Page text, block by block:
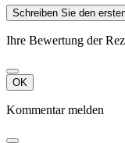
Schreiben Sie den
Ihre Bewertung der
OK
Kommentar melden